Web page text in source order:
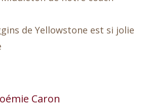
de Yellowstone est si jolie
Caron